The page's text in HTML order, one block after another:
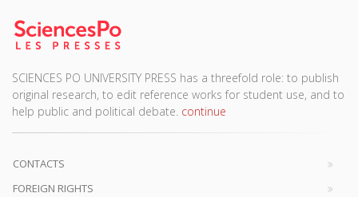
SCIENCES PO UNIVERSITY PRESS has a threefold role: to publish
original research, to edit reference works for student use, and to
help public and political debate. continue
CONTACTS
FOREIGN RIGHTS